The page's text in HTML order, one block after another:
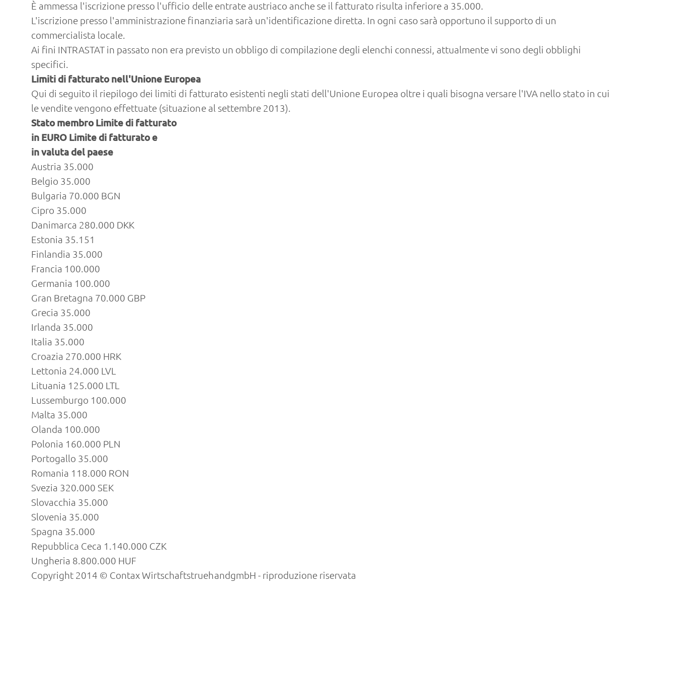
È ammessa l'iscrizione presso l'ufficio delle entrate austriaco anche se il fatturato risulta inferiore a 35.000.
L'iscrizione presso l'amministrazione finanziaria sarà un'identificazione diretta. In ogni caso sarà opportuno il supporto di un
commercialista locale.
Ai fini INTRASTAT in passato non era previsto un obbligo di compilazione degli elenchi connessi, attualmente vi sono degli obblighi
specifici.
Limiti di fatturato nell'Unione Europea
Qui di seguito il riepilogo dei limiti di fatturato esistenti negli stati dell'Unione Europea oltre i quali bisogna versare l'IVA nello stato in cui
le vendite vengono effettuate (situazione al settembre 2013).
Stato membro Limite di fatturato
in EURO Limite di fatturato e
in valuta del paese
Austria 35.000
Belgio 35.000
Bulgaria 70.000 BGN
Cipro 35.000
Danimarca 280.000 DKK
Estonia 35.151
Finlandia 35.000
Francia 100.000
Germania 100.000
Gran Bretagna 70.000 GBP
Grecia 35.000
Irlanda 35.000
Italia 35.000
Croazia 270.000 HRK
Lettonia 24.000 LVL
Lituania 125.000 LTL
Lussemburgo 100.000
Malta 35.000
Olanda 100.000
Polonia 160.000 PLN
Portogallo 35.000
Romania 118.000 RON
Svezia 320.000 SEK
Slovacchia 35.000
Slovenia 35.000
Spagna 35.000
Repubblica Ceca 1.140.000 CZK
Ungheria 8.800.000 HUF
Copyright 2014 © Contax WirtschaftstruehandgmbH - riproduzione riservata